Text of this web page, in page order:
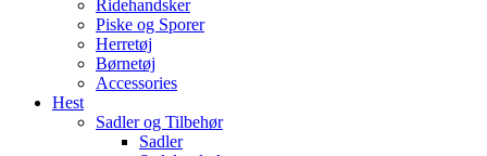
Ridehandsker
Piske og Sporer
Herretøj
Børnetøj
Accessories
Hest
Sadler og Tilbehør
Sadler